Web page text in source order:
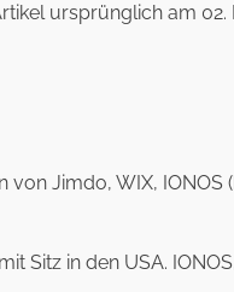
ursprünglich am 02.
Jimdo, WIX,
Sitz in den USA.